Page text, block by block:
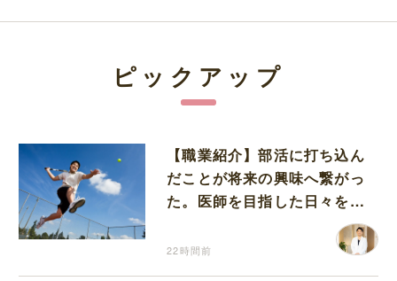
ピックアップ
【職業紹介】部活に打ち込ん
だことが将来の興味へ繋がっ
た。医師を目指した日々を振
22時間前